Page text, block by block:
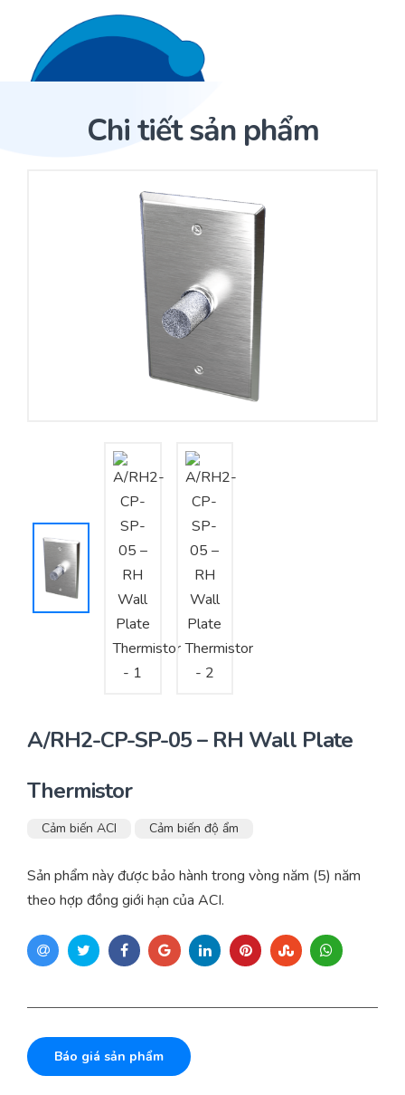
Trang Chủ
Nhà phân phối cảm biến
Nhà sản xuất thiết bị điều khiển
Cung cấp giải pháp quản lý cho toà nhà (BMS)
Tư vấn – Thiết kế – Cung cấp thiết bị HVAC
Tư vấn thiết kế, thi công tủ điều khiển
Thi công – Lắp đặt hệ thống HVAC
Chi tiết sản phẩm
A/RH2-CP-SP-05 – RH Wall Plate
Thermistor
Cảm biến ACI Cảm biến độ ẩm
Sản phẩm này được bảo hành trong vòng năm (5) năm
theo hợp đồng giới hạn của ACI.
Báo giá sản phẩm